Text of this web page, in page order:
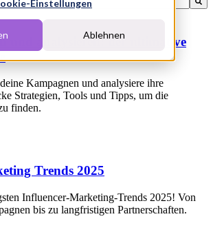
Einstellungen
Ablehnen
da das Suchfeld leer ist.
und analysieren: der ultimative
Kampagnen und analysiere ihre
Strategien, Tools und Tipps, um die
finden.
Trends 2025
Influencer-Marketing-Trends 2025! Von
bis zu langfristigen Partnerschaften.